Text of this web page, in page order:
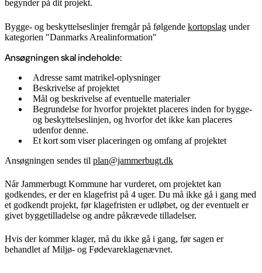
begynder på dit projekt.
Bygge- og beskyttelseslinjer fremgår på følgende kortopslag under
kategorien "Danmarks Arealinformation"
Ansøgningen skal indeholde:
Adresse samt matrikel-oplysninger
Beskrivelse af projektet
Mål og beskrivelse af eventuelle materialer
Begrundelse for hvorfor projektet placeres inden for bygge-
og beskyttelseslinjen, og hvorfor det ikke kan placeres
udenfor denne.
Et kort som viser placeringen og omfang af projektet
Ansøgningen sendes til plan@jammerbugt.dk
Når Jammerbugt Kommune har vurderet, om projektet kan
godkendes, er der en klagefrist på 4 uger. Du må ikke gå i gang med
et godkendt projekt, før klagefristen er udløbet, og der eventuelt er
givet byggetilladelse og andre påkrævede tilladelser.
Hvis der kommer klager, må du ikke gå i gang, før sagen er
behandlet af Miljø- og Fødevareklagenævnet.